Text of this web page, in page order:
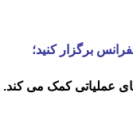
عملیاتی کمک می کند.